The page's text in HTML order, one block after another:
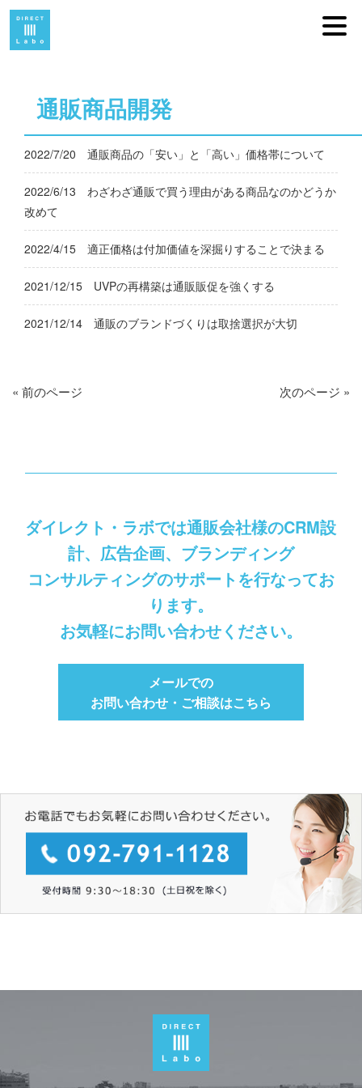
通販商品開発
2022/7/20 通販商品の「安い」と「高い」価格帯について
2022/6/13
わざわざ通販で買う理由がある商品なのかどうか
改めて
2022/4/15 適正価格は付加価値を深掘りすることで決まる
2021/12/15 UVPの再構築は通販販促を強くする
2021/12/14 通販のブランドづくりは取捨選択が大切
« 前のページ 次のページ »
ダイレクト・ラボでは通販会社様のCRM設
計、広告企画、ブランディング
コンサルティングのサポートを行なってお
ります。
お気軽にお問い合わせください。
メールでの
お問い合わせ・ご相談はこちら